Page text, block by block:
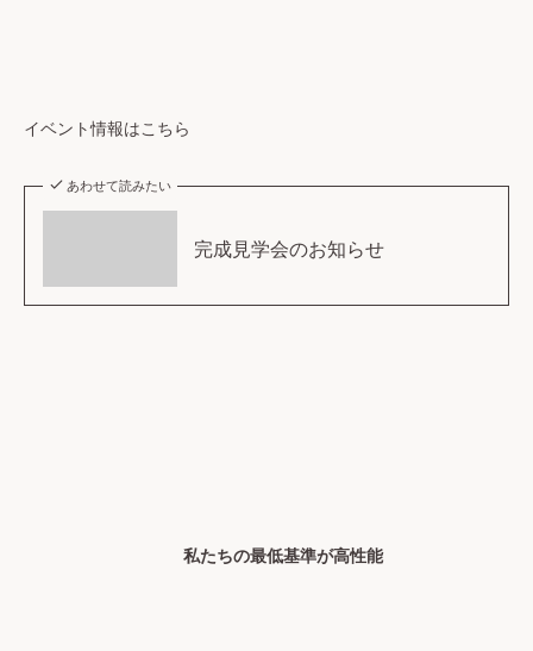
イベント情報はこちら
あわせて読みたい
完成見学会のお知らせ
私たちの最低基準が高性能